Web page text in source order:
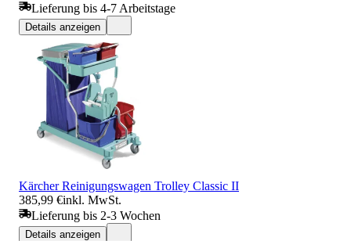
Lieferung bis 4-7 Arbeitstage
Details anzeigen
Kärcher Reinigungswagen Trolley Classic II
385,99 €inkl. MwSt.
Lieferung bis 2-3 Wochen
Details anzeigen